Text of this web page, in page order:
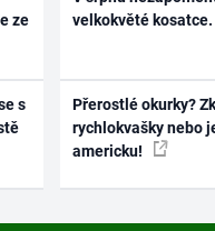
ze
s
velkokvěté
Přerostlé okurky?
rychlokvašky nebo
americku!